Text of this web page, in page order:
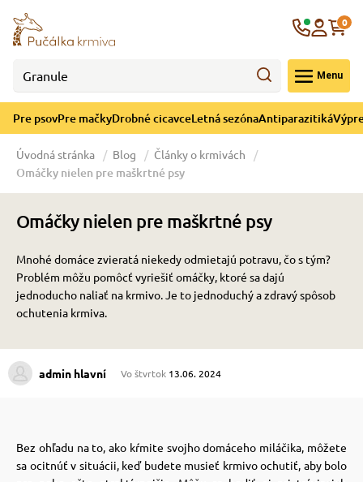
Menu
0
Pre psovPre mačkyDrobné cicavceLetná sezónaAntiparazitiká
psov
Pre psov
psov
pre psov
psov
psov
mačky
Pre mačky
mačky
pre mačky
mačky
podstielka
mačky
cicavce
Drobné cicavce
vitamíny
sezóna
Letná sezóna
ochladenie
Výpredaj
CZK
Úvodná stránka Blog Články o krmivách
Omáčky nielen pre maškrtné psy
Omáčky nielen pre maškrtné psy
Mnohé domáce zvieratá niekedy odmietajú potravu, čo s tým?
Problém môžu pomôcť vyriešiť omáčky, ktoré sa dajú
jednoducho naliať na krmivo. Je to jednoduchý a zdravý spôsob
ochutenia krmiva.
admin hlavní Vo štvrtok 13.06. 2024
Bez ohľadu na to, ako kŕmite svojho domáceho miláčika, môžete
sa ocitnúť v situácii, keď budete musieť krmivo ochutiť, aby bolo